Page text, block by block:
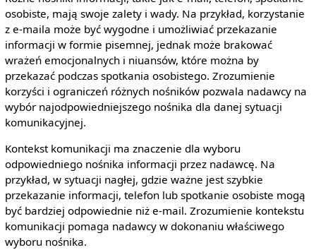
osobiste, mają swoje zalety i wady. Na przykład, korzystanie
z e-maila może być wygodne i umożliwiać przekazanie
informacji w formie pisemnej, jednak może brakować
wrażeń emocjonalnych i niuansów, które można by
przekazać podczas spotkania osobistego. Zrozumienie
korzyści i ograniczeń różnych nośników pozwala nadawcy na
wybór najodpowiedniejszego nośnika dla danej sytuacji
komunikacyjnej.
Kontekst komunikacji ma znaczenie dla wyboru
odpowiedniego nośnika informacji przez nadawcę. Na
przykład, w sytuacji nagłej, gdzie ważne jest szybkie
przekazanie informacji, telefon lub spotkanie osobiste mogą
być bardziej odpowiednie niż e-mail. Zrozumienie kontekstu
komunikacji pomaga nadawcy w dokonaniu właściwego
wyboru nośnika.